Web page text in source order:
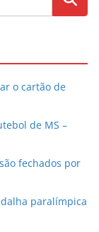
o cartão de
de MS –
fechados por
paralímpica